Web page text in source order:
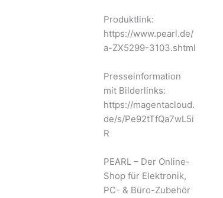
Produktlink:
https://www.pearl.de/
a-ZX5299-3103.shtml
Presseinformation
mit Bilderlinks:
https://magentacloud.
de/s/Pe92tTfQa7wL5i
R
PEARL – Der Online-
Shop für Elektronik,
PC- & Büro-Zubehör